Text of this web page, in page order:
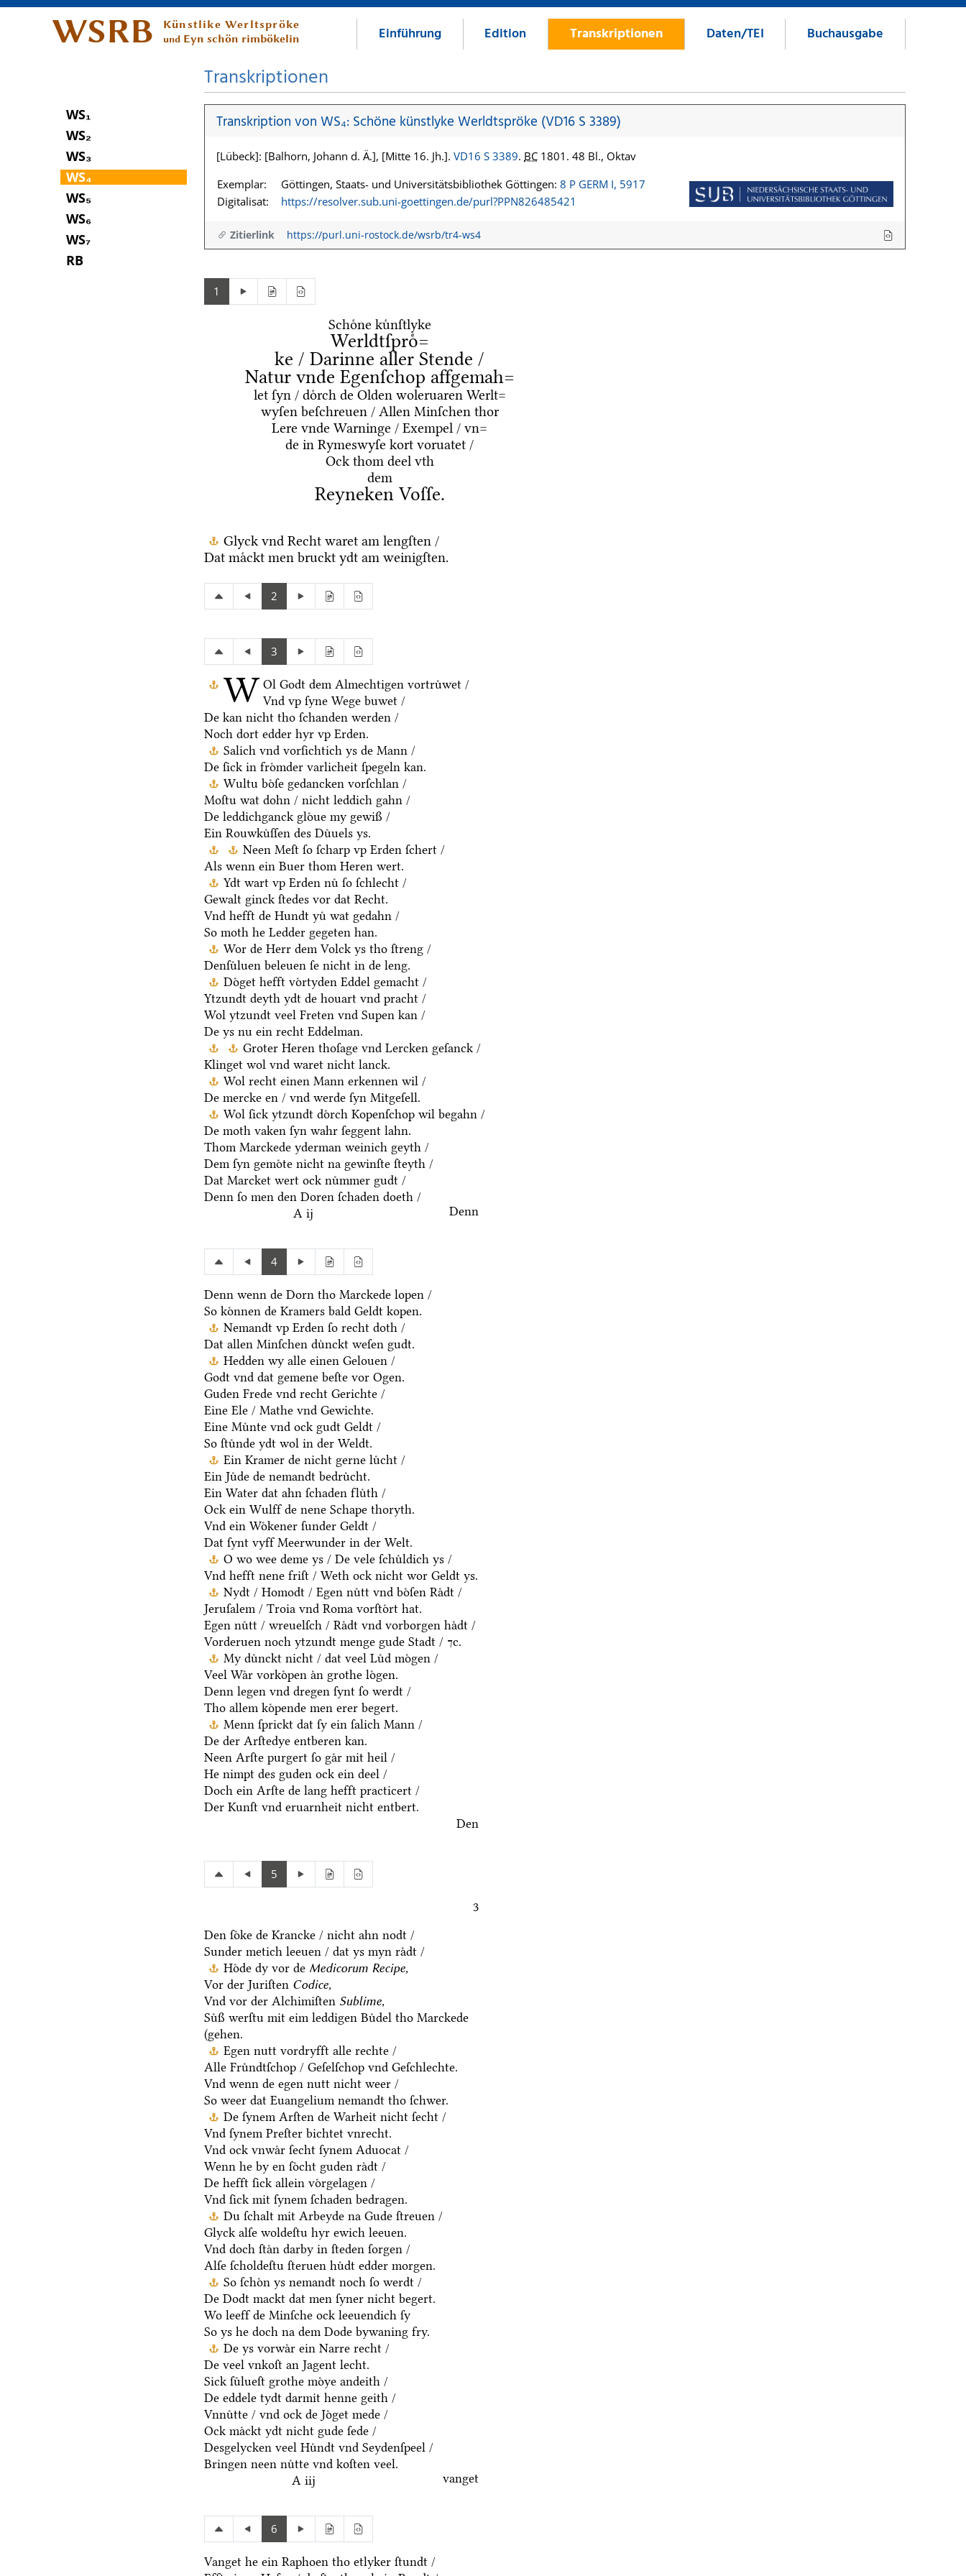
WSRB Künstlike Werltspröke
und Eyn schön rimbökelin Einführung Edition Transkriptionen Daten/TEI Buchausgabe
WS₁
WS₂
WS₃
WS₄
WS₅
WS₆
WS₇
RB
Transkriptionen
Transkription von WS₄: Schöne künstlyke Werldtspröke (VD16 S 3389)
[Lübeck]: [Balhorn, Johann d. Ä.], [Mitte 16. Jh.]. VD16 S 3389. BC 1801. 48 Bl., Oktav
Exemplar:
Göttingen, Staats- und Universitätsbibliothek Göttingen: 8 P GERM I, 5917
Digitalisat:
https://resolver.sub.uni-goettingen.de/purl?PPN826485421
Zitierlink https://purl.uni-rostock.de/wsrb/tr4-ws4
1
Schoͤne kuͤnſtlyke
Werldtſproͤ=
ke / Darinne aller Stende /
Natur vnde Egenſchop affgemah=
let ſyn / doͤrch de Olden woleruaren Werlt=
wyſen beſchreuen / Allen Minſchen thor
Lere vnde Warninge / Exempel / vn=
de in Rymeswyſe kort voruatet /
Ock thom deel vth
dem
Reyneken Voſſe.
Glyck vnd Recht waret am lengſten /
Dat maͤckt men bruckt ydt am weinigſten.
2
3
W Ol Godt dem Almechtigen vortruͤwet /
Vnd vp ſyne Wege buwet /
De kan nicht tho ſchanden werden /
Noch dort edder hyr vp Erden.
Salich vnd vorſichtich ys de Mann /
De ſick in froͤmder varlicheit ſpegeln kan.
Wultu boͤſe gedancken vorſchlan /
Moſtu wat dohn / nicht leddich gahn /
De leddichganck gloͤue my gewiß /
Ein Rouwkuͤſſen des Duͤuels ys.
Neen Meſt ſo ſcharp vp Erden ſchert /
Als wenn ein Buer thom Heren wert.
Ydt wart vp Erden nuͤ ſo ſchlecht /
Gewalt ginck ſtedes vor dat Recht.
Vnd hefft de Hundt yuͤ wat gedahn /
So moth he Ledder gegeten han.
Wor de Herr dem Volck ys tho ſtreng /
Denſuͤluen beleuen ſe nicht in de leng.
Doͤget hefft voͤrtyden Eddel gemacht /
Ytzundt deyth ydt de houart vnd pracht /
Wol ytzundt veel Freten vnd Supen kan /
De ys nu ein recht Eddelman.
Groter Heren thoſage vnd Lercken geſanck /
Klinget wol vnd waret nicht lanck.
Wol recht einen Mann erkennen wil /
De mercke en / vnd werde ſyn Mitgeſell.
Wol ſick ytzundt doͤrch Kopenſchop wil begahn /
De moth vaken ſyn wahr ſeggent lahn.
Thom Marckede yderman weinich geyth /
Dem ſyn gemoͤte nicht na gewinſte ſteyth /
Dat Marcket wert ock nuͤmmer gudt /
Denn ſo men den Doren ſchaden doeth /
A ij
Denn
4
Denn wenn de Dorn tho Marckede lopen /
So koͤnnen de Kramers bald Geldt kopen.
Nemandt vp Erden ſo recht doth /
Dat allen Minſchen duͤnckt weſen gudt.
Hedden wy alle einen Gelouen /
Godt vnd dat gemene beſte vor Ogen.
Guden Frede vnd recht Gerichte /
Eine Ele / Mathe vnd Gewichte.
Eine Muͤnte vnd ock gudt Geldt /
So ſtuͤnde ydt wol in der Weldt.
Ein Kramer de nicht gerne luͤcht /
Ein Juͤde de nemandt bedruͤcht.
Ein Water dat ahn ſchaden fluͤth /
Ock ein Wulff de nene Schape thoryth.
Vnd ein Woͤkener ſunder Geldt /
Dat ſynt vyff Meerwunder in der Welt.
O wo wee deme ys / De vele ſchuͤldich ys /
Vnd hefft nene friſt / Weth ock nicht wor Geldt ys.
Nydt / Homodt / Egen nuͤtt vnd boͤſen Raͤdt /
Jeruſalem / Troia vnd Roma vorſtoͤrt hat.
Egen nuͤtt / wreuelſch / Raͤdt vnd vorborgen haͤdt /
Vorderuen noch ytzundt menge gude Stadt / ⁊c.
My duͤnckt nicht / dat veel Luͤd moͤgen /
Veel Waͤr vorkoͤpen aͤn grothe loͤgen.
Denn legen vnd dregen ſynt ſo werdt /
Tho allem koͤpende men erer begert.
Menn ſprickt dat ſy ein ſalich Mann /
De der Arſtedye entberen kan.
Neen Arſte purgert ſo gaͤr mit heil /
He nimpt des guden ock ein deel /
Doch ein Arſte de lang hefft practicert /
Der Kunſt vnd eruarnheit nicht entbert.
Den
5
3
Den ſoͤke de Krancke / nicht ahn nodt /
Sunder metich leeuen / dat ys myn raͤdt /
Hoͤde dy vor de Medicorum Recipe,
Vor der Juriſten Codice,
Vnd vor der Alchimiſten Sublime,
Suͤß werſtu mit eim leddigen Buͤdel tho Marckede
(gehen.
Egen nutt vordryfft alle rechte /
Alle Fruͤndtſchop / Geſelſchop vnd Geſchlechte.
Vnd wenn de egen nutt nicht weer /
So weer dat Euangelium nemandt tho ſchwer.
De ſynem Arſten de Warheit nicht ſecht /
Vnd ſynem Preſter bichtet vnrecht.
Vnd ock vnwaͤr ſecht ſynem Aduocat /
Wenn he by en ſoͤcht guden raͤdt /
De hefft ſick allein voͤrgelagen /
Vnd ſick mit ſynem ſchaden bedragen.
Du ſchalt mit Arbeyde na Gude ſtreuen /
Glyck alſe woldeſtu hyr ewich leeuen.
Vnd doch ſtaͤn darby in ſteden ſorgen /
Alſe ſcholdeſtu ſteruen huͤdt edder morgen.
So ſchoͤn ys nemandt noch ſo werdt /
De Dodt mackt dat men ſyner nicht begert.
Wo leeff de Minſche ock leeuendich ſy
So ys he doch na dem Dode bywaning fry.
De ys vorwaͤr ein Narre recht /
De veel vnkoſt an Jagent lecht.
Sick ſuͤlueſt grothe moͤye andeith /
De eddele tydt darmit henne geith /
Vnnuͤtte / vnd ock de Joͤget mede /
Ock maͤckt ydt nicht gude ſede /
Desgelycken veel Huͤndt vnd Seydenſpeel /
Bringen neen nuͤtte vnd koſten veel.
A iij
vanget
6
Vanget he ein Raphoen tho etlyker ſtundt /